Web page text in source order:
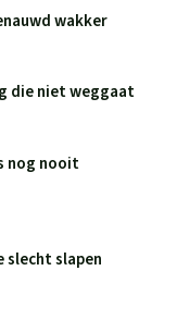
wakker
die niet weggaat
nog nooit
slecht slapen